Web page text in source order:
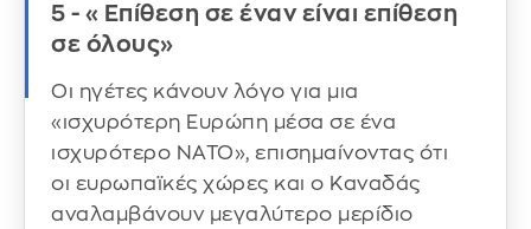
5 - «Επίθεση σε έναν είναι επίθεση
σε όλους»
Οι ηγέτες κάνουν λόγο για μια
«ισχυρότερη Ευρώπη μέσα σε ένα
ισχυρότερο ΝΑΤΟ», επισημαίνοντας ότι
οι ευρωπαϊκές χώρες και ο Καναδάς
αναλαμβάνουν μεγαλύτερο μερίδιο